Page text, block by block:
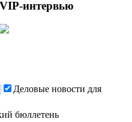
VIP-интервью
Деловые новости для
бюллетень